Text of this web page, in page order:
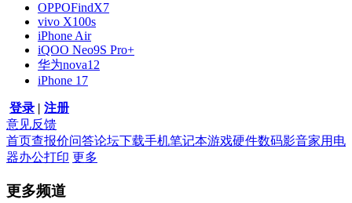
OPPOFindX7
vivo X100s
iPhone Air
iQOO Neo9S Pro+
华为nova12
iPhone 17
登录 | 注册
意见反馈
首页查报价问答论坛下载手机笔记本游戏硬件数码影音家用电
器办公打印 更多
更多频道